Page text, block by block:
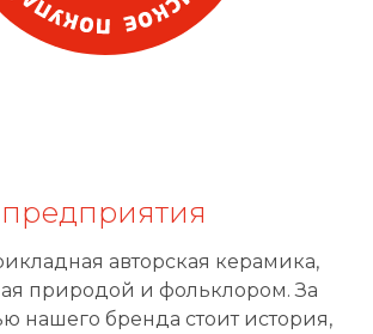
авторская керамика,
природой и фольклором. За
нашего бренда стоит история,